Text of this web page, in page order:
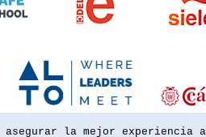
la mejor experiencia